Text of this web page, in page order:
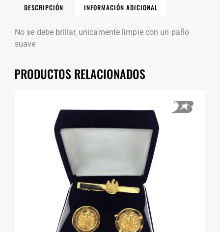
DESCRIPCIÓN INFORMACIÓN ADICIONAL
No se debe brillar, unicamente limpie con un paño
suave
PRODUCTOS RELACIONADOS